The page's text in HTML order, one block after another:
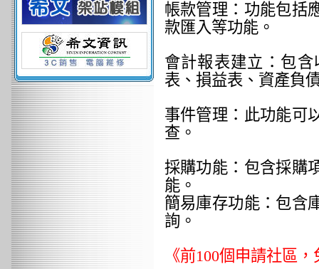
帳款管理：功能包括
款匯入等功能。
會計報表建立：包
表、損益表、資產負
事件管理：此功能可
查。
採購功能：包含採購
能。
簡易庫存功能：包含
詢。
《前100個申請社區